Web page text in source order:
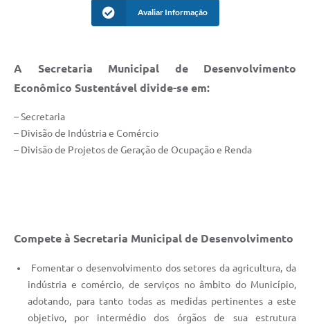
Avaliar Informação
A Secretaria Municipal de Desenvolvimento
Econômico Sustentável divide-se em:
– Secretaria
– Divisão de Indústria e Comércio
– Divisão de Projetos de Geração de Ocupação e Renda
Compete à Secretaria Municipal de Desenvolvimento
Fomentar o desenvolvimento dos setores da agricultura, da
indústria e comércio, de serviços no âmbito do Município,
adotando, para tanto todas as medidas pertinentes a este
objetivo, por intermédio dos órgãos de sua estrutura